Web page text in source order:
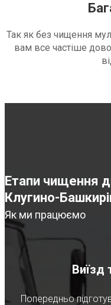
Так як без чищення
вам все частіше
Етапи чищення
Клугино-
Як ми працюємо
Виїзд
Попередньо